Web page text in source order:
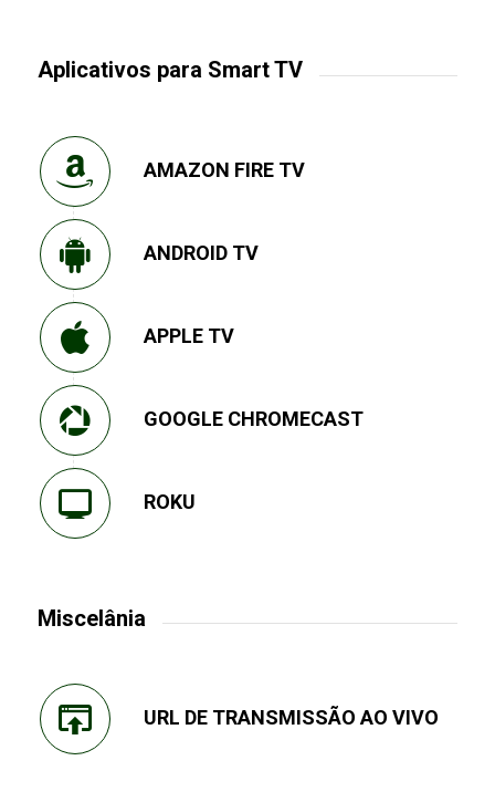
Aplicativos para Smart TV
AMAZON FIRE TV
ANDROID TV
APPLE TV
GOOGLE CHROMECAST
ROKU
Miscelânia
URL DE TRANSMISSÃO AO VIVO